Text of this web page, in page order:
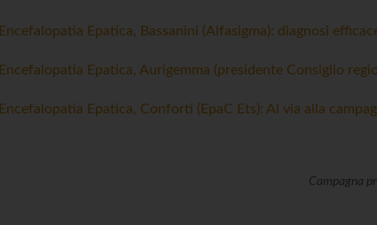
Encefalopatia Epatica, Bassanini (Alfasigma): diagnosi
Encefalopatia Epatica, Aurigemma (presidente Consiglio
Encefalopatia Epatica, Conforti (EpaC Ets): Al via alla
Campagna